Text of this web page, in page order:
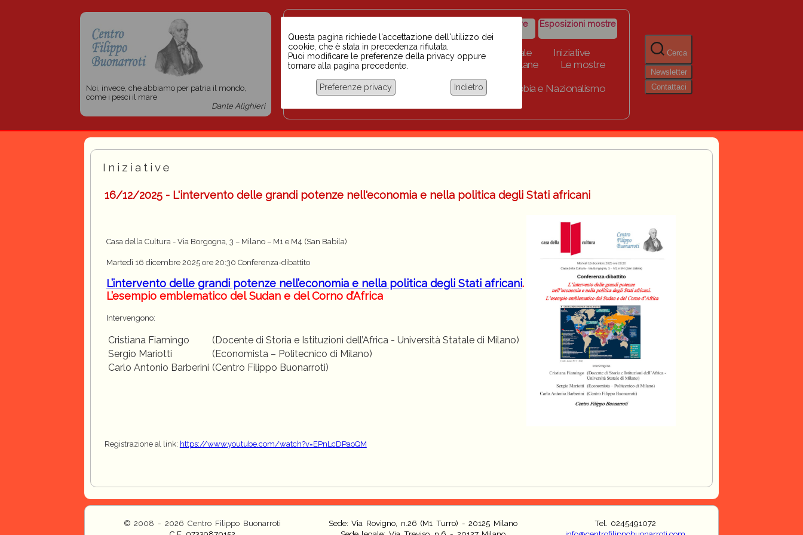
Noi, invece, che abbiamo per patria il mondo,
come i pesci il mare
Dante Alighieri
razzismo
iniziative
Storico iniziative Esposizioni mostre
Home Scuola BINARI Biblioteca digitale
Iniziative
Progetti per le scuole 2023-2024
Link Collane
Le mostre
Chi siamo
Coordinamento Docenti contro Razzismo, Xenofobia e Nazionalismo
Cerca
Newsletter
Contattaci
Questa pagina richiede l'accettazione dell'utilizzo dei
cookie, che è stata in precedenza rifiutata.
Puoi modificare le preferenze della privacy oppure
tornare alla pagina precedente.
Preferenze privacy Indietro
Iniziative
16/12/2025 - L'intervento delle grandi potenze nell'economia e nella politica degli Stati africani
Casa della Cultura - Via Borgogna, 3 – Milano – M1 e M4 (San Babila)
Martedì 16 dicembre 2025 ore 20:30 Conferenza-dibattito
L’intervento delle grandi potenze nell’economia e nella politica degli Stati africani.
L’esempio emblematico del Sudan e del Corno d’Africa
Intervengono:
Cristiana Fiamingo
(Docente di Storia e Istituzioni dell’Africa - Università Statale di Milano)
Sergio Mariotti
(Economista – Politecnico di Milano)
Carlo Antonio Barberini (Centro Filippo Buonarroti)
Registrazione al link: https://www.youtube.com/watch?v=EPnLcDPaoQM
© 2008 - 2026 Centro Filippo Buonarroti
Sede: Via Rovigno, n.26 (M1 Turro) - 20125 Milano
Tel. 0245491072